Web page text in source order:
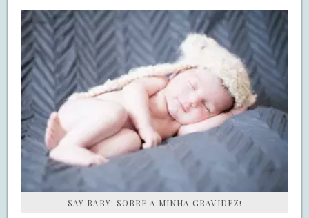
SAY BABY: SOBRE A MINHA GRAVIDEZ!